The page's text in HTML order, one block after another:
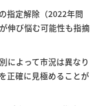
指定解除（2022年問
伸び悩む可能性も指摘
によって市況は異なり
正確に見極めることが